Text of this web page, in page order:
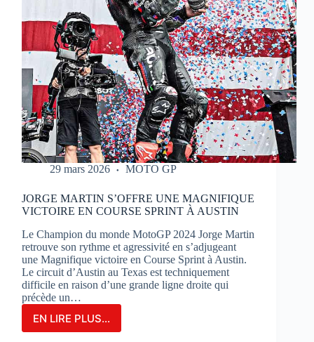
MARTIN
29 mars 2026 MOTO GP
JORGE MARTIN S’OFFRE UNE MAGNIFIQUE
VICTOIRE EN COURSE SPRINT À AUSTIN
Le Champion du monde MotoGP 2024 Jorge Martin
retrouve son rythme et agressivité en s’adjugeant
une Magnifique victoire en Course Sprint à Austin.
Le circuit d’Austin au Texas est techniquement
difficile en raison d’une grande ligne droite qui
précède un…
EN LIRE PLUS...
JORGE